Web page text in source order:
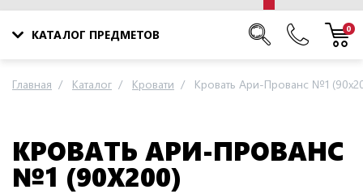
КАТАЛОГ ПРЕДМЕТОВ 0
Главная Каталог Кровати Кровать Ари-Прованс №1
КРОВАТЬ АРИ-ПРОВАНС
№1 (90Х200)